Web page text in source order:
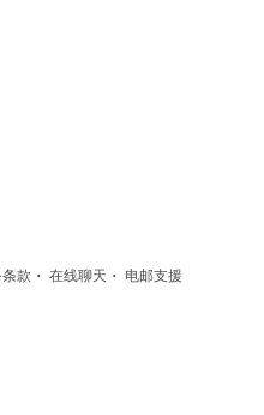
款 · 在线聊天 · 电邮支援